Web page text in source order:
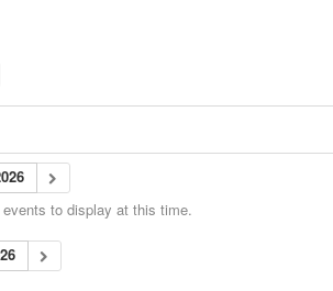
to display at this time.